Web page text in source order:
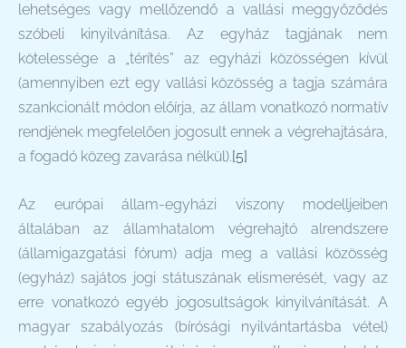
lehetséges vagy mellőzendő a vallási meggyőződés
szóbeli kinyilvánítása. Az egyház tagjának nem
kötelessége a „térítés” az egyházi közösségen kívül
(amennyiben ezt egy vallási közösség a tagja számára
szankcionált módon előírja, az állam vonatkozó normatív
rendjének megfelelően jogosult ennek a végrehajtására,
a fogadó közeg zavarása nélkül).[5]
Az európai állam-egyházi viszony modelljeiben
általában az államhatalom végrehajtó alrendszere
(államigazgatási fórum) adja meg a vallási közösség
(egyház) sajátos jogi státuszának elismerését, vagy az
erre vonatkozó egyéb jogosultságok kinyilvánítását. A
magyar szabályozás (bírósági nyilvántartásba vétel)